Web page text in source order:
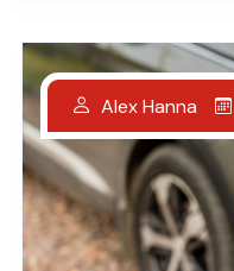
Alex Hanna